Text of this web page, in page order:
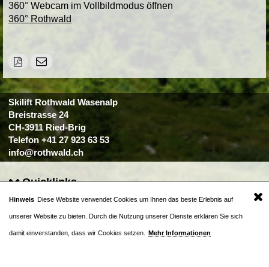
360° Webcam im Vollbildmodus öffnen
360° Rothwald
Skilift Rothwald Wasenalp
Breistrasse 24
CH-3911 Ried-Brig
Telefon +41 27 923 63 53
info@rothwald.ch
Quicklinks
© Skilift Rothwald Wasenalp
Hinweis Diese Website verwendet Cookies um Ihnen das beste Erlebnis auf
unserer Website zu bieten. Durch die Nutzung unserer Dienste erklären Sie sich
damit einverstanden, dass wir Cookies setzen. Mehr Informationen